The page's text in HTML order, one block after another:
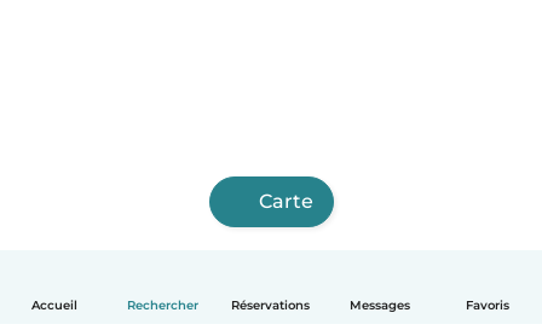
Accueil Rechercher Réservations Messages Favoris
Carte